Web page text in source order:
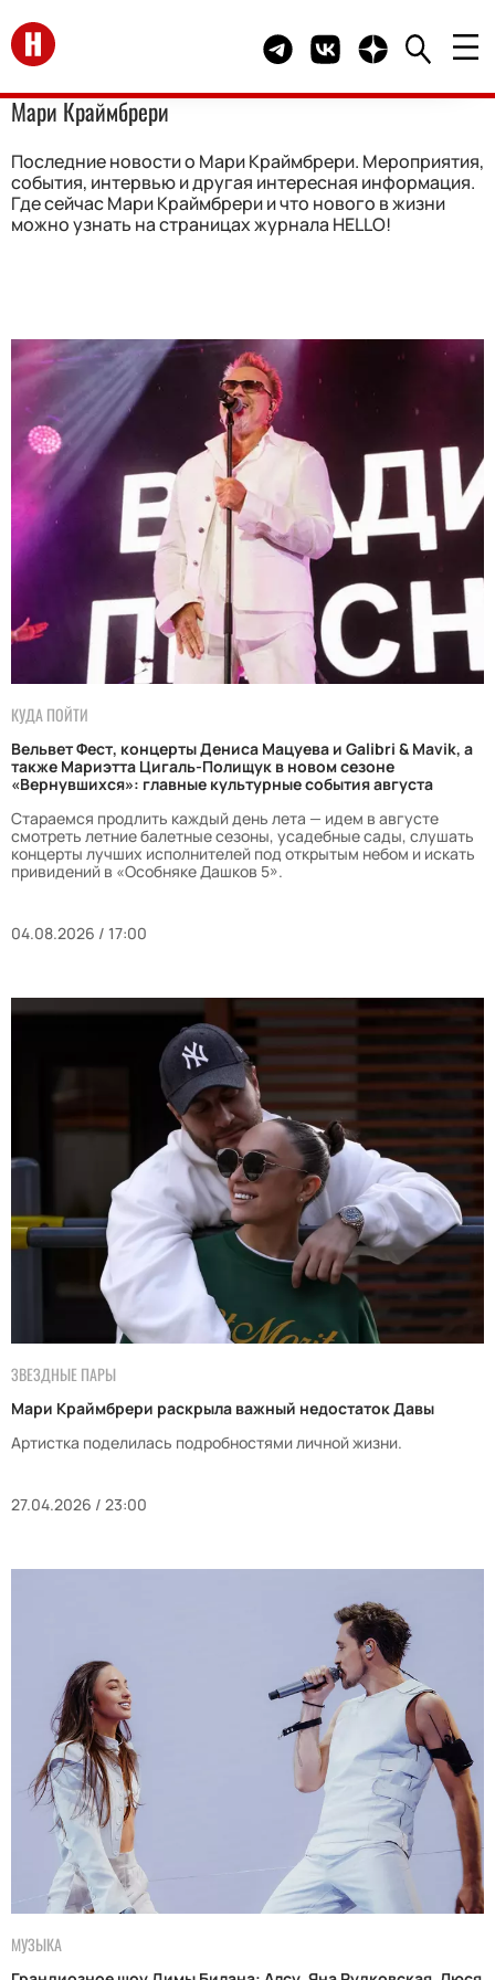
Перейти на главную Telegram канал HELLO
Группа HELLO
Канал HELLO в
Мари Краймбрери
Последние новости о Мари Краймбрери. Мероприятия,
события, интервью и другая интересная информация.
Где сейчас Мари Краймбрери и что нового в жизни
можно узнать на страницах журнала HELLO!
КУДА ПОЙТИ
Вельвет Фест, концерты Дениса Мацуева и Galibri & Mavik, а
также Мариэтта Цигаль-Полищук в новом сезоне
«Вернувшихся»: главные культурные события августа
Стараемся продлить каждый день лета — идем в августе
смотреть летние балетные сезоны, усадебные сады, слушать
концерты лучших исполнителей под открытым небом и искать
привидений в «Особняке Дашков 5».
04.08.2026 / 17:00
ЗВЕЗДНЫЕ ПАРЫ
Мари Краймбрери раскрыла важный недостаток Давы
Артистка поделилась подробностями личной жизни.
27.04.2026 / 23:00
МУЗЫКА